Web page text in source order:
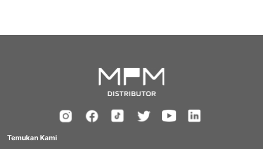
Temukan Kami